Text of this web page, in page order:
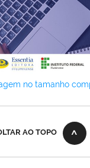
no tamanho
AO TOPO